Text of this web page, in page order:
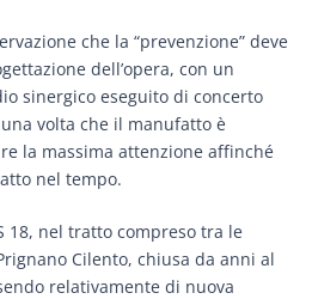
che la “prevenzione” deve
dell’opera, con un
sinergico eseguito di concerto
volta che il manufatto è
la massima attenzione affinché
nel tempo.
18, nel tratto compreso tra le
Cilento, chiusa da anni al
relativamente di nuova